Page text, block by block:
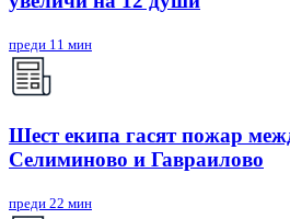
преди 11 мин
Шест екипа гасят пожар
Селиминово и Гавраилово
преди 22 мин